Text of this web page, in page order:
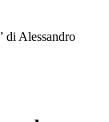
di Alessandro